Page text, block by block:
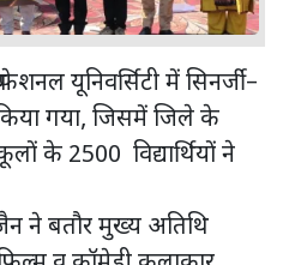
यूनिवर्सिटी में सिनर्जी–
गया, जिसमें जिले के
के 2500 विद्यार्थियों ने
ने बतौर मुख्य अतिथि